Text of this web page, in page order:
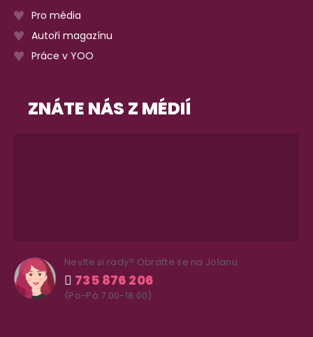
Pro média
Autoři magazínu
Práce v YOO
ZNÁTE NÁS Z MÉDIÍ
Nevíte si rady? Obraťte se na Jolanu
735 876 206
(Po-Pá 7.00-18.00)